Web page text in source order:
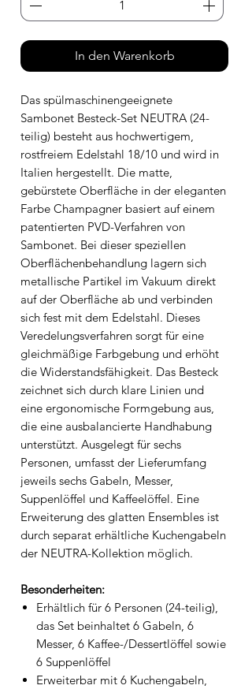
In den Warenkorb
Das spülmaschinengeeignete
Sambonet Besteck-Set NEUTRA (24-
teilig) besteht aus hochwertigem,
rostfreiem Edelstahl 18/10 und wird in
Italien hergestellt. Die matte,
gebürstete Oberfläche in der eleganten
Farbe Champagner basiert auf einem
patentierten PVD-Verfahren von
Sambonet. Bei dieser speziellen
Oberflächenbehandlung lagern sich
metallische Partikel im Vakuum direkt
auf der Oberfläche ab und verbinden
sich fest mit dem Edelstahl. Dieses
Veredelungsverfahren sorgt für eine
gleichmäßige Farbgebung und erhöht
die Widerstandsfähigkeit. Das Besteck
zeichnet sich durch klare Linien und
eine ergonomische Formgebung aus,
die eine ausbalancierte Handhabung
unterstützt. Ausgelegt für sechs
Personen, umfasst der Lieferumfang
jeweils sechs Gabeln, Messer,
Suppenlöffel und Kaffeelöffel. Eine
Erweiterung des glatten Ensembles ist
durch separat erhältliche Kuchengabeln
der NEUTRA-Kollektion möglich.
Besonderheiten:
Erhältlich für 6 Personen (24-teilig),
das Set beinhaltet 6 Gabeln, 6
Messer, 6 Kaffee-/Dessertlöffel sowie
6 Suppenlöffel
Erweiterbar mit 6 Kuchengabeln,